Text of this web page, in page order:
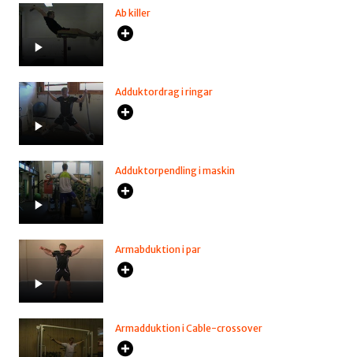
Ab killer
Adduktordrag i ringar
Adduktorpendling i maskin
Armabduktion i par
Armadduktion i Cable-crossover